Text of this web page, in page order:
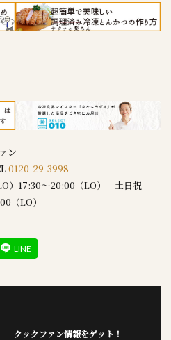
ン
0120-29-3998
）17:30～20:00（LO） 土日祝
（LO）
クックファン情報をゲット！